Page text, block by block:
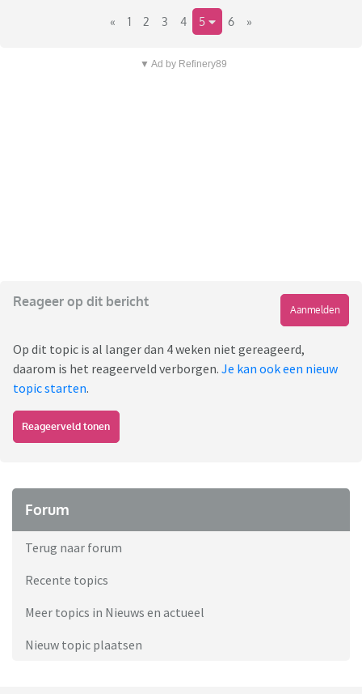
« 1 2 3 4 5 6 »
▼ Ad by Refinery89
Reageer op dit bericht
Aanmelden
Op dit topic is al langer dan 4 weken niet gereageerd,
daarom is het reageerveld verborgen. Je kan ook een nieuw
topic starten.
Reageerveld tonen
Forum
Terug naar forum
Recente topics
Meer topics in Nieuws en actueel
Nieuw topic plaatsen